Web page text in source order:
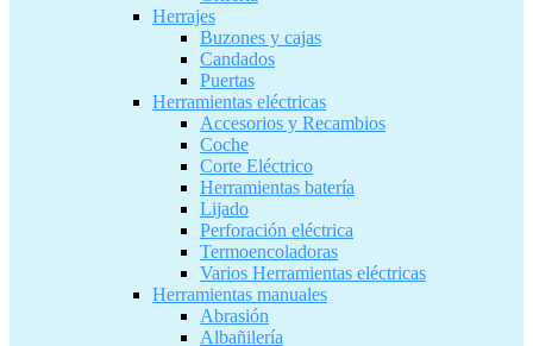
Herrajes
Buzones y cajas
Candados
Puertas
Herramientas eléctricas
Accesorios y Recambios
Coche
Corte Eléctrico
Herramientas batería
Lijado
Perforación eléctrica
Termoencoladoras
Varios Herramientas eléctricas
Herramientas manuales
Abrasión
Albañilería